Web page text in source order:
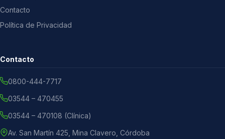
Contacto
Política de Privacidad
Contacto
0800-444-7717
03544 – 470455
03544 – 470108 (Clínica)
Av. San Martín 425, Mina Clavero, Córdoba